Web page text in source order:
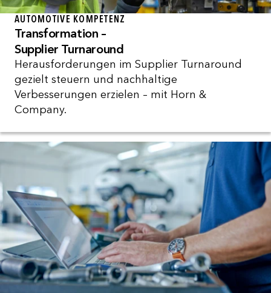
AUTOMOTIVE KOMPETENZ
Transformation –
Supplier Turnaround
Herausforderungen im Supplier Turnaround
gezielt steuern und nachhaltige
Verbesserungen erzielen – mit Horn &
Company.